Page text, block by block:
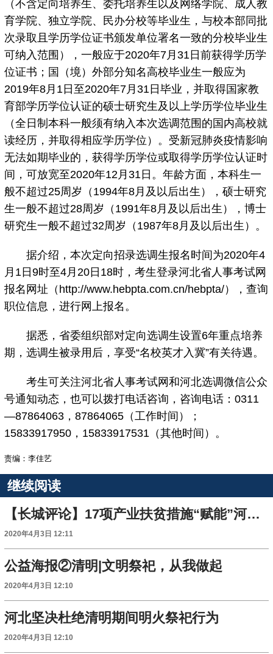
（不含定向培养生、委托培养生以及网络学院、成人教
育学院、独立学院、民办分校等毕业生，与校本部同批
次录取且学历学位证书颁发单位署名一致的分校毕业生
可纳入范围），一般应于2020年7月31日前获得学历学
位证书；国（境）外部分知名高校毕业生一般应为
2019年8月1日至2020年7月31日毕业，并取得国家教
育部学历学位认证的硕士研究生及以上学历学位毕业生
（全日制本科一般须有纳入本次选调范围的国内高校就
读经历，并取得相应学历学位）。受新冠肺炎疫情影响
无法如期毕业的，获得学历学位或取得学历学位认证时
间，可放宽至2020年12月31日。年龄方面，本科生一
般不超过25周岁（1994年8月及以后出生），硕士研究
生一般不超过28周岁（1991年8月及以后出生），博士
研究生一般不超过32周岁（1987年8月及以后出生）。
据介绍，本次定向招录选调生报名时间为2020年4
月1日9时至4月20日18时，考生登录河北省人事考试网
报名网址（http://www.hebpta.com.cn/hebpta/），查询
职位信息，进行网上报名。
据悉，省委组织部对定向选调生设置6年重点培养
期，选调生被录用后，享受“名校英才入冀”有关待遇。
考生可关注河北省人事考试网和河北选调微信公众
号通知动态，也可以拨打电话咨询，咨询电话：0311
—87864063，87864065（工作时间）；
15833917950，15833917531（其他时间）。
责编：李佳艺
继续阅读
【长城评论】17项产业扶贫措施“赋能”河北脱贫攻坚
2020年4月3日 12:11
公益海报②清明|文明祭祀，从我做起
2020年4月3日 12:10
河北坚决杜绝清明期间明火祭祀行为
2020年4月3日 12:10